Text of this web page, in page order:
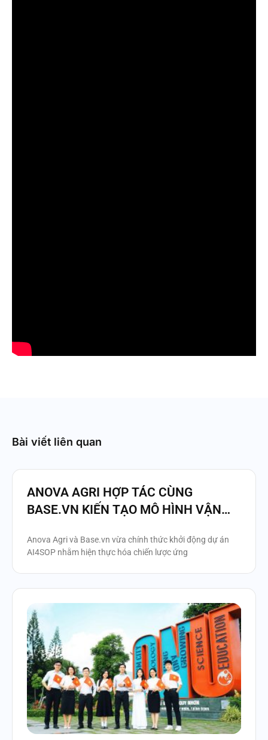
Bài viết liên quan
ANOVA AGRI HỢP TÁC CÙNG
BASE.VN KIẾN TẠO MÔ HÌNH VẬN
CHIẾN LƯỢC ỨNG DỤNG AI TRONG
Anova Agri và Base.vn vừa chính thức khởi động dự án
AI4SOP nhằm hiện thực hóa chiến lược ứng